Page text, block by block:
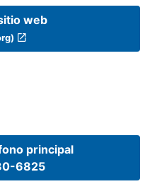
web
principal
6825